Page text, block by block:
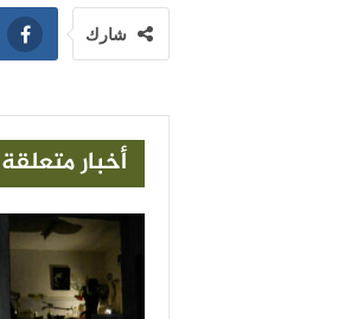
شارك
أخبار متعلقة